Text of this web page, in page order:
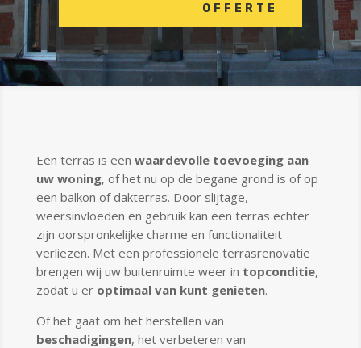
OFFERTE
Een terras is een waardevolle toevoeging aan
uw woning, of het nu op de begane grond is of op
een balkon of dakterras. Door slijtage,
weersinvloeden en gebruik kan een terras echter
zijn oorspronkelijke charme en functionaliteit
verliezen. Met een professionele terrasrenovatie
brengen wij uw buitenruimte weer in topconditie,
zodat u er optimaal van kunt genieten.
Of het gaat om het herstellen van
beschadigingen, het verbeteren van